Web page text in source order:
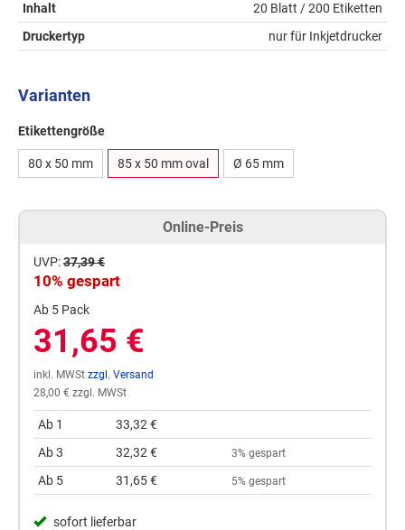
Inhalt
20 Blatt / 200 Etiketten
Druckertyp
nur für Inkjetdrucker
Varianten
Etikettengröße
80 x 50 mm 85 x 50 mm oval Ø 65 mm
Online-Preis
UVP:37,39 €
10% gespart
Ab 5 Pack
31,65 €
inkl. MWSt zzgl. Versand
28,00 € zzgl. MWSt
Ab 1
33,32 €
Ab 3
32,32 € 3% gespart
Ab 5 31,65 € 5% gespart
sofort lieferbar